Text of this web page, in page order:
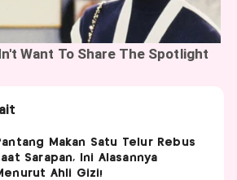
Makan Satu Telur Rebus
Sarapan, Ini Alasannya
Ahli Gizi!